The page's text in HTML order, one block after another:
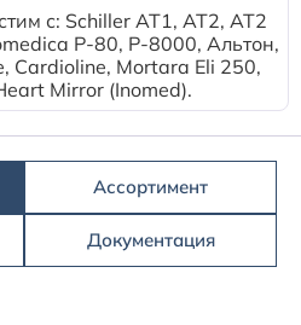
с: Schiller AT1, AT2, AT2
P-80, P-8000, Альтон,
Cardioline, Mortara Eli 250,
Mirror (Inomed).
Ассортимент
Документация
ИВЛ Puritan Bennett
аппаратам Philips